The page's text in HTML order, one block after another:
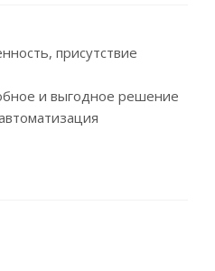
присутствие
и выгодное решение